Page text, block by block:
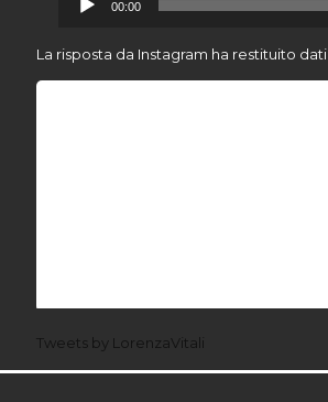
00:00
La risposta da Instagram ha restituito dati
Tweets by LorenzaVitali